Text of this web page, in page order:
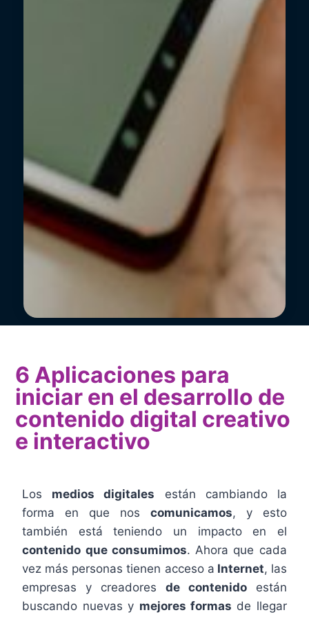
6 Aplicaciones para
iniciar en el desarrollo de
contenido digital creativo
e interactivo
Los medios digitales están cambiando la
forma en que nos comunicamos, y esto
también está teniendo un impacto en el
contenido que consumimos. Ahora que cada
vez más personas tienen acceso a Internet, las
empresas y creadores de contenidoestán
buscando nuevas y mejores formas de llegar